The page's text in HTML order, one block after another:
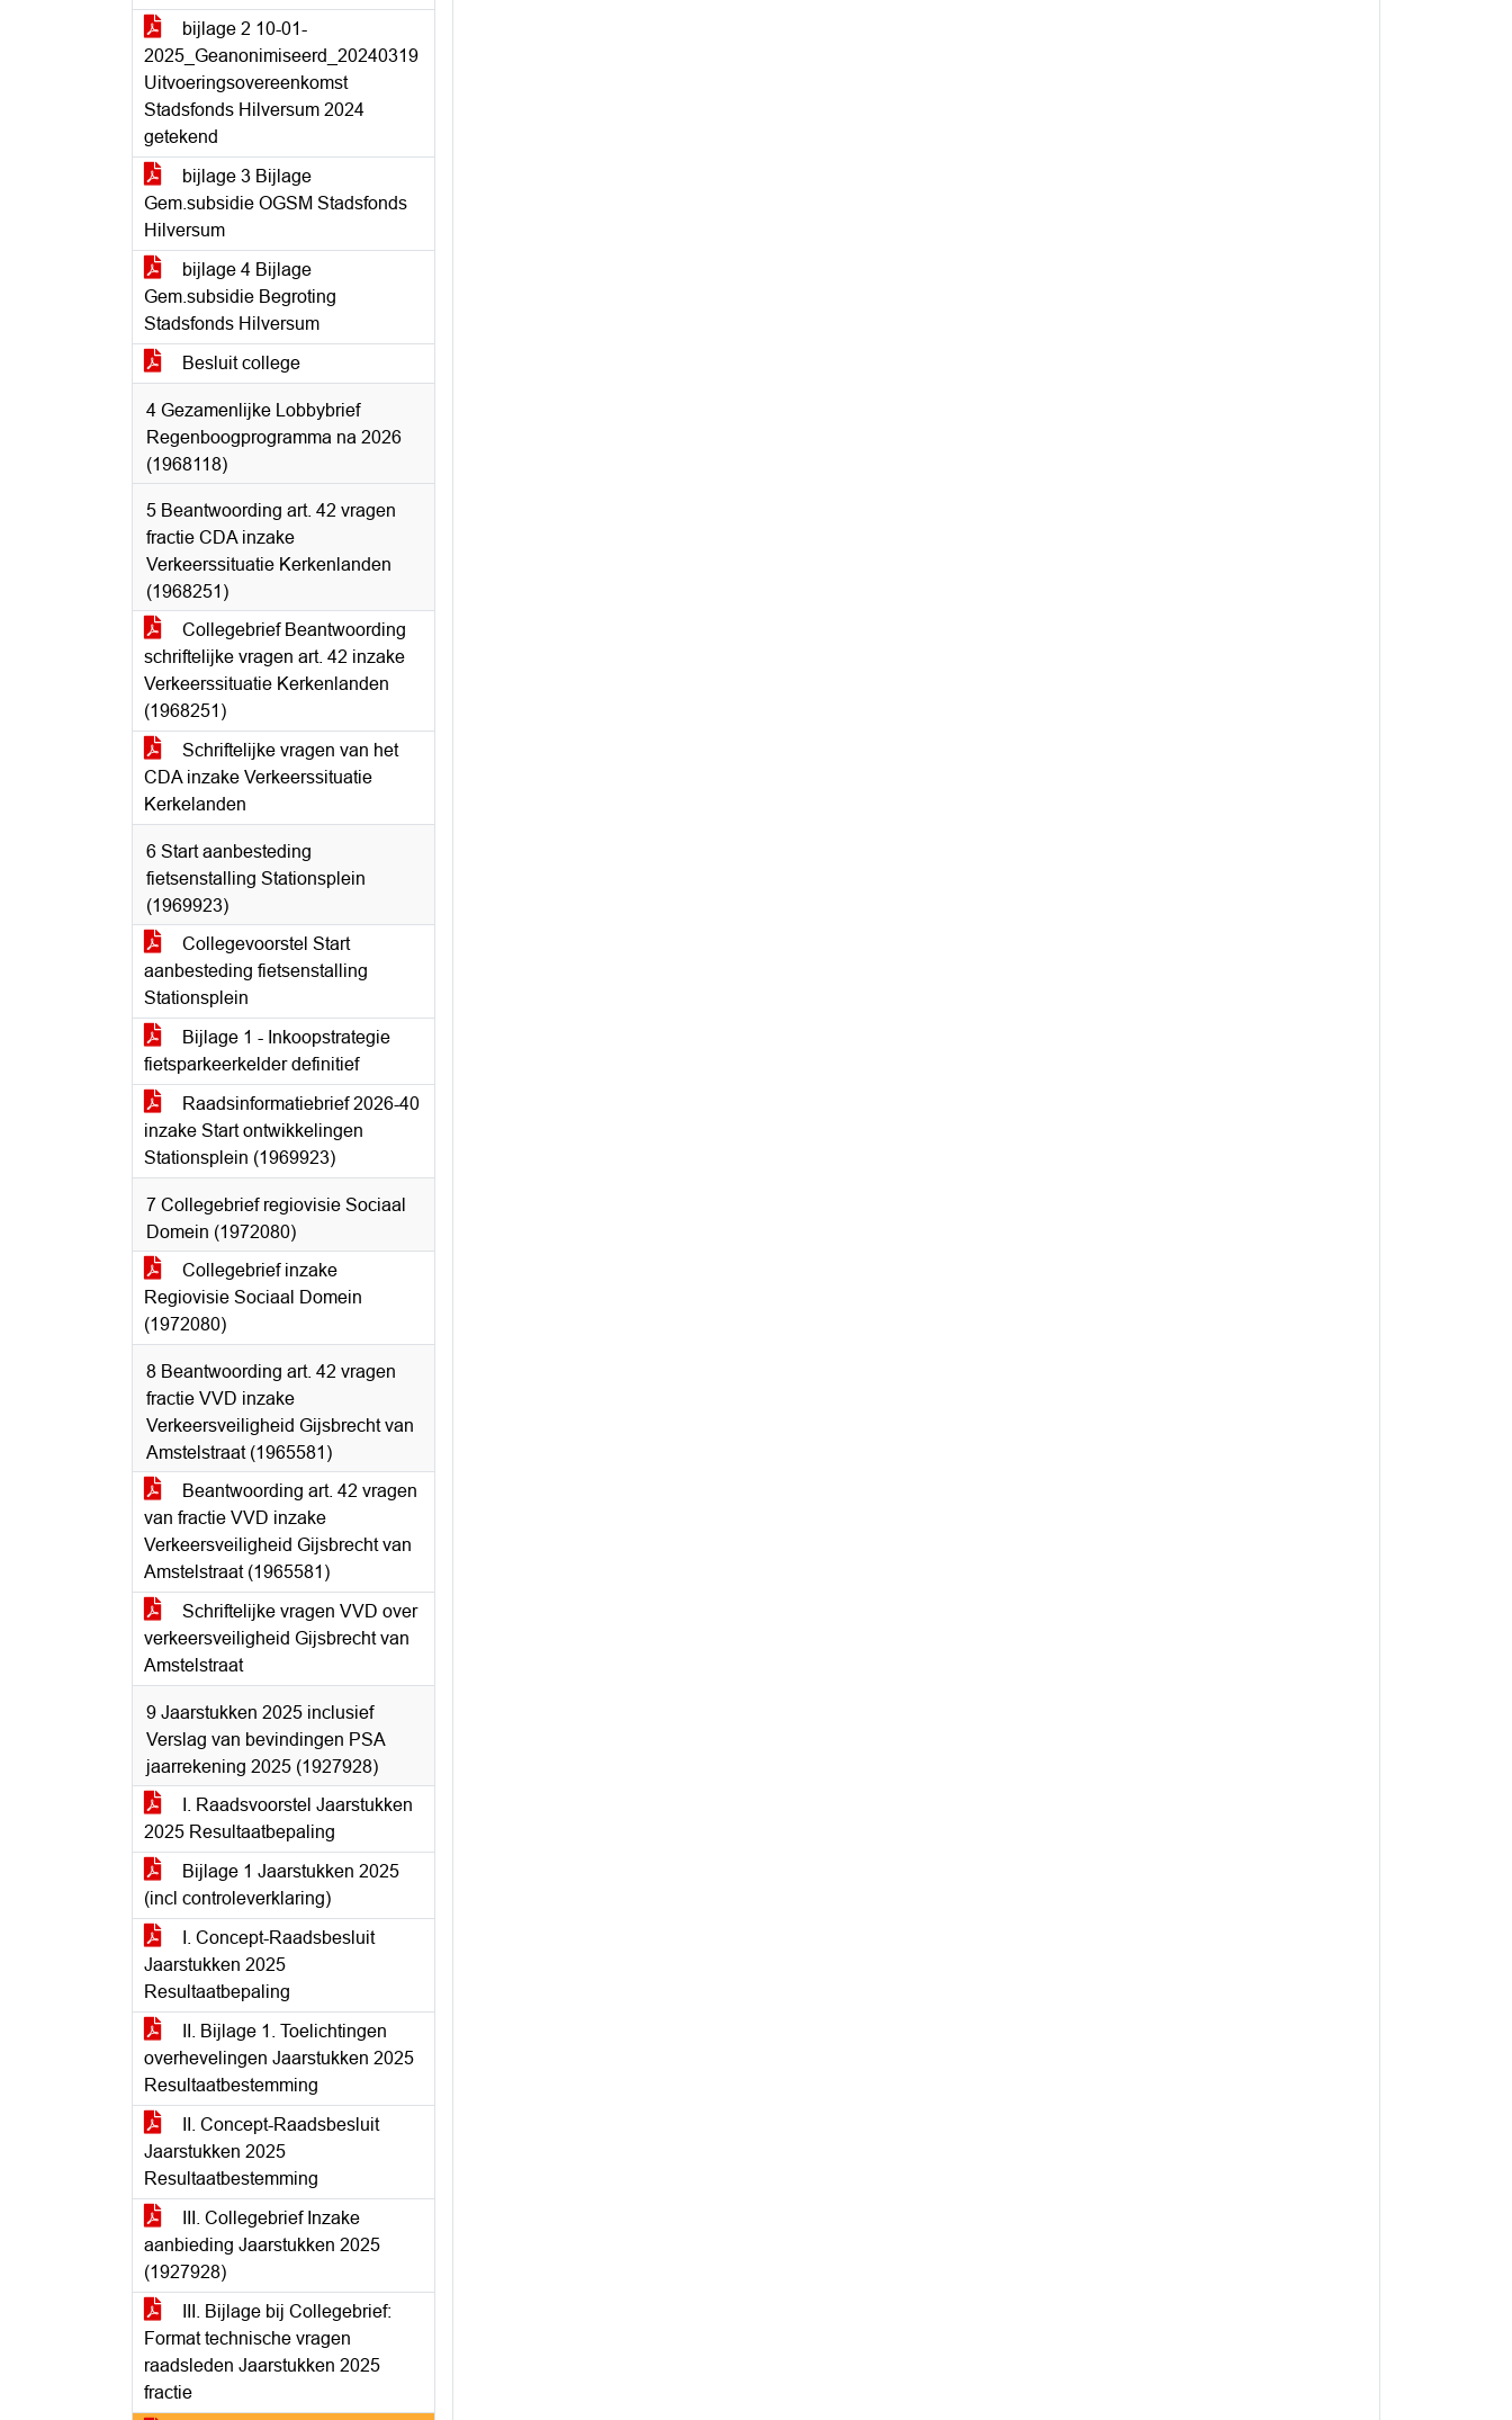
bijlage 2 10-01-
2025_Geanonimiseerd_20240319
Uitvoeringsovereenkomst
Stadsfonds Hilversum 2024
getekend
bijlage 3 Bijlage
Gem.subsidie OGSM Stadsfonds
Hilversum
bijlage 4 Bijlage
Gem.subsidie Begroting
Stadsfonds Hilversum
Besluit college
4 Gezamenlijke Lobbybrief
Regenboogprogramma na 2026
(1968118)
5 Beantwoording art. 42 vragen
fractie CDA inzake
Verkeerssituatie Kerkenlanden
(1968251)
Collegebrief Beantwoording
schriftelijke vragen art. 42 inzake
Verkeerssituatie Kerkenlanden
(1968251)
Schriftelijke vragen van het
CDA inzake Verkeerssituatie
Kerkelanden
6 Start aanbesteding
fietsenstalling Stationsplein
(1969923)
Collegevoorstel Start
aanbesteding fietsenstalling
Stationsplein
Bijlage 1 - Inkoopstrategie
fietsparkeerkelder definitief
Raadsinformatiebrief 2026-40
inzake Start ontwikkelingen
Stationsplein (1969923)
7 Collegebrief regiovisie Sociaal
Domein (1972080)
Collegebrief inzake
Regiovisie Sociaal Domein
(1972080)
8 Beantwoording art. 42 vragen
fractie VVD inzake
Verkeersveiligheid Gijsbrecht van
Amstelstraat (1965581)
Beantwoording art. 42 vragen
van fractie VVD inzake
Verkeersveiligheid Gijsbrecht van
Amstelstraat (1965581)
Schriftelijke vragen VVD over
verkeersveiligheid Gijsbrecht van
Amstelstraat
9 Jaarstukken 2025 inclusief
Verslag van bevindingen PSA
jaarrekening 2025 (1927928)
I. Raadsvoorstel Jaarstukken
2025 Resultaatbepaling
Bijlage 1 Jaarstukken 2025
(incl controleverklaring)
I. Concept-Raadsbesluit
Jaarstukken 2025
Resultaatbepaling
II. Bijlage 1. Toelichtingen
overhevelingen Jaarstukken 2025
Resultaatbestemming
II. Concept-Raadsbesluit
Jaarstukken 2025
Resultaatbestemming
III. Collegebrief Inzake
aanbieding Jaarstukken 2025
(1927928)
III. Bijlage bij Collegebrief:
Format technische vragen
raadsleden Jaarstukken 2025
fractie